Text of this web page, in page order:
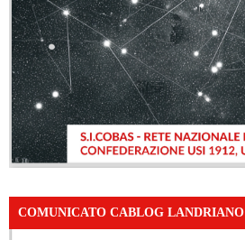
COMUNICATO CABLOG LANDRIANO